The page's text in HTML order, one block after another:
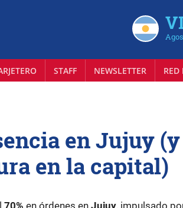
STAFF NEWSLETTER RED
en Jujuy (y
en la capital)
70% en órdenes en Jujuy, impulsado